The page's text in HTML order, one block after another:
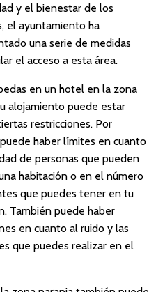
y el bienestar de los
el ayuntamiento ha
una serie de medidas
el acceso a esta área.
en un hotel en la zona
alojamiento puede estar
restricciones. Por
haber límites en cuanto
de personas que pueden
habitación o en el número
que puedes tener en tu
También puede haber
en cuanto al ruido y las
que puedes realizar en el